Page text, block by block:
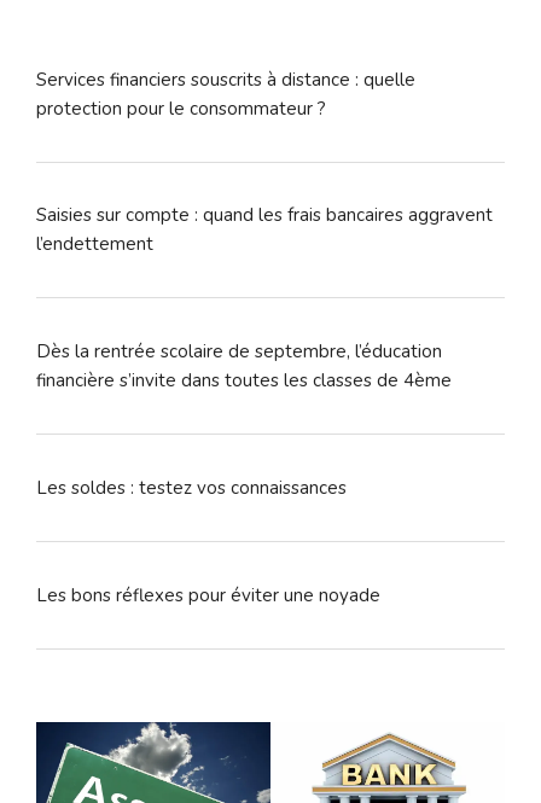
Services financiers souscrits à distance : quelle
protection pour le consommateur ?
Saisies sur compte : quand les frais bancaires aggravent
l’endettement
Dès la rentrée scolaire de septembre, l’éducation
financière s’invite dans toutes les classes de 4ème
Les soldes : testez vos connaissances
Les bons réflexes pour éviter une noyade